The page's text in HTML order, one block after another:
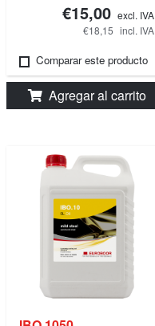
€15,00 excl. IVA
€18,15 incl. IVA
Comparar este producto
Agregar al carrito